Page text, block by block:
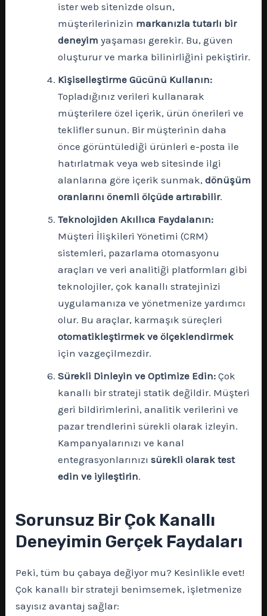
ister web sitenizde olsun,
müşterilerinizin markanızla tutarlı bir
deneyim yaşaması gerekir. Bu, güven
oluşturur ve marka bilinirliğini pekiştirir.
Kişiselleştirme Gücünü Kullanın:
Topladığınız verileri kullanarak
müşterilere özel içerik, ürün önerileri ve
teklifler sunun. Bir müşterinin daha
önce görüntülediği ürünleri e-posta ile
hatırlatmak veya web sitesinde ilgi
alanlarına göre içerik sunmak,dönüşüm
oranlarını önemli ölçüde artırabilir.
Teknolojiden Akıllıca Faydalanın:
Müşteri İlişkileri Yönetimi (CRM)
sistemleri, pazarlama otomasyonu
araçları ve veri analitiği platformları gibi
teknolojiler, çok kanallı stratejinizi
uygulamanıza ve yönetmenize yardımcı
olur. Bu araçlar, karmaşık süreçleri
otomatikleştirmek ve ölçeklendirmek
için vazgeçilmezdir.
Sürekli Dinleyin ve Optimize Edin: Çok
kanallı bir strateji statik değildir. Müşteri
geri bildirimlerini, analitik verilerini ve
pazar trendlerini sürekli olarak izleyin.
Kampanyalarınızı ve kanal
entegrasyonlarınızısürekli olarak test
edin ve iyileştirin.
Sorunsuz Bir Çok Kanallı
Deneyimin Gerçek Faydaları
Peki, tüm bu çabaya değiyor mu? Kesinlikle evet!
Çok kanallı bir strateji benimsemek, işletmenize
sayısız avantaj sağlar: